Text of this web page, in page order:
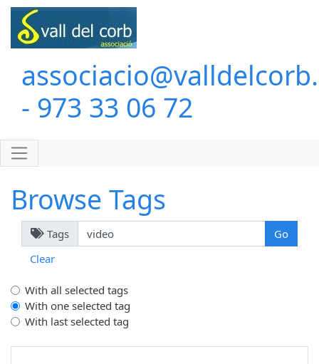
- 973 33 06 72
Browse Tags
Tags
Clear
With all selected tags
With one selected tag
With last selected tag